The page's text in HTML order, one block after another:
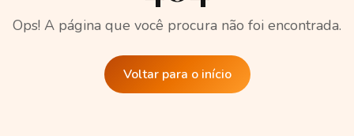
Ops! A página que você procura não foi encontrada.
Voltar para o início